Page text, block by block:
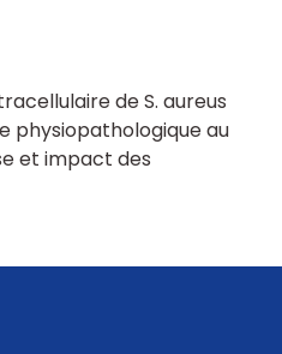
de S. aureus
physiopathologique au
et impact des